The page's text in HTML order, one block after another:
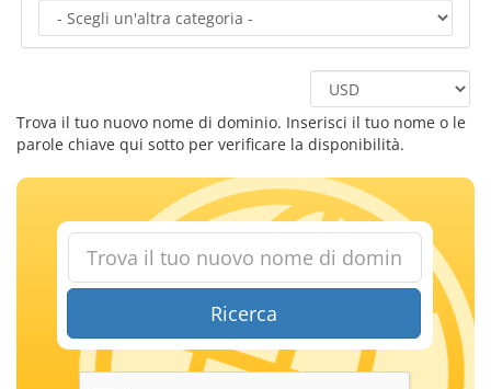
Trova il tuo nuovo nome di dominio. Inserisci il tuo nome o le
parole chiave qui sotto per verificare la disponibilità.
Ricerca